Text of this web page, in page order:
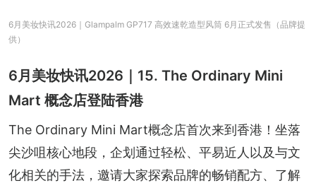
6月美妆快讯2026｜Glampalm GP717 高效速乾造型风筒 6月正式发售（品牌提
供）
6月美妆快讯2026｜15. The Ordinary Mini
Mart 概念店登陆香港
The Ordinary Mini Mart概念店首次来到香港！坐落
尖沙咀核心地段，企划通过轻松、平易近人以及与文
化相关的手法，邀请大家探索品牌的畅销配方、了解